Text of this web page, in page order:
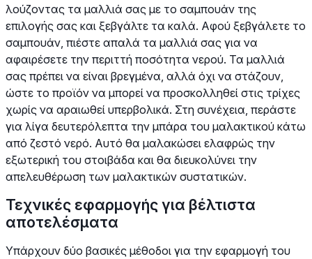
λούζοντας τα μαλλιά σας με το σαμπουάν της
επιλογής σας και ξεβγάλτε τα καλά. Αφού ξεβγάλετε το
σαμπουάν, πιέστε απαλά τα μαλλιά σας για να
αφαιρέσετε την περιττή ποσότητα νερού. Τα μαλλιά
σας πρέπει να είναι βρεγμένα, αλλά όχι να στάζουν,
ώστε το προϊόν να μπορεί να προσκολληθεί στις τρίχες
χωρίς να αραιωθεί υπερβολικά. Στη συνέχεια, περάστε
για λίγα δευτερόλεπτα την μπάρα του μαλακτικού κάτω
από ζεστό νερό. Αυτό θα μαλακώσει ελαφρώς την
εξωτερική του στοιβάδα και θα διευκολύνει την
απελευθέρωση των μαλακτικών συστατικών.
Τεχνικές εφαρμογής για βέλτιστα
αποτελέσματα
Υπάρχουν δύο βασικές μέθοδοι για την εφαρμογή του